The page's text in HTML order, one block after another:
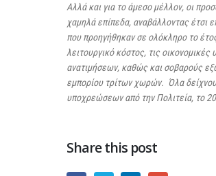
Αλλά και για το άμεσο μέλλον, οι
χαμηλά επίπεδα, αναβάλλοντας έτσι
που προηγήθηκαν σε ολόκληρο το
λειτουργικό κόστος, τις
ανατιμήσεων, καθώς και σοβαρούς
εμπορίου τρίτων χωρών. Όλα
υποχρεώσεων από την Πολιτεία, το
Share this post